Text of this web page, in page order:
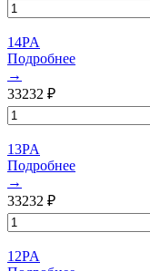
14PA
Подробнее
→
33232 ₽
13PA
Подробнее
→
33232 ₽
12PA